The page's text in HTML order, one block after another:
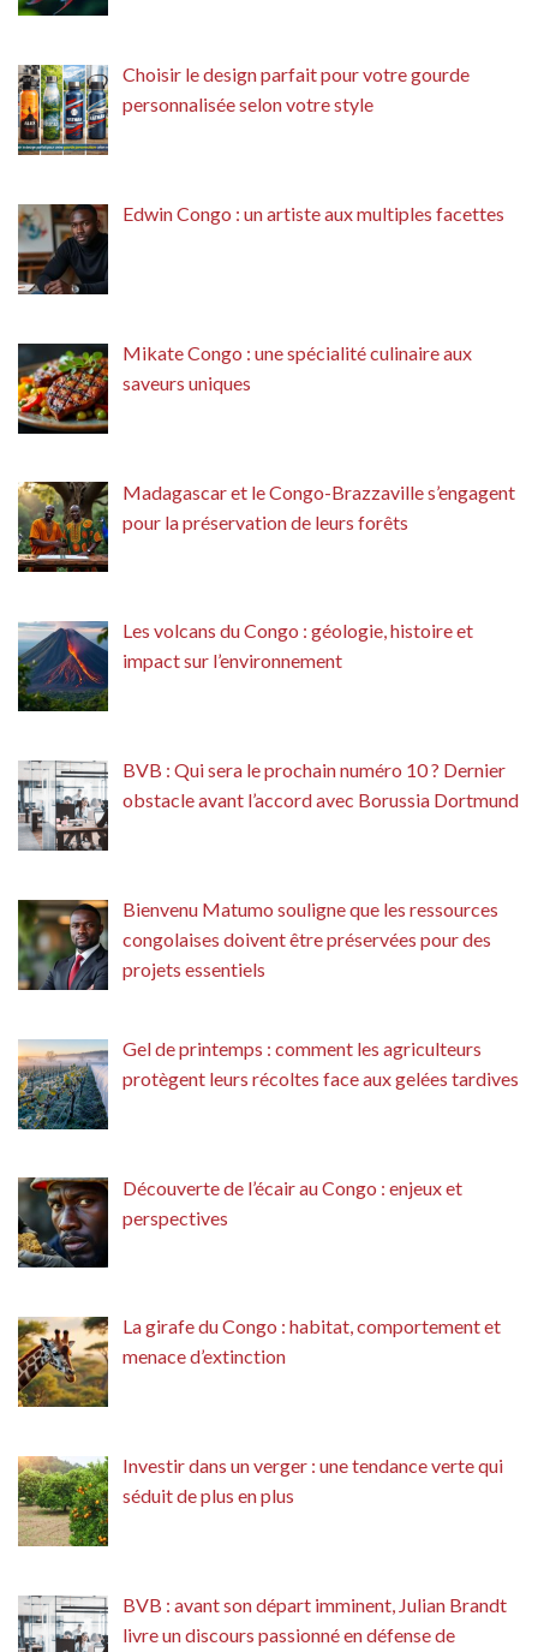
Choisir le design parfait pour votre gourde
personnalisée selon votre style
Edwin Congo : un artiste aux multiples facettes
Mikate Congo : une spécialité culinaire aux
saveurs uniques
Madagascar et le Congo-Brazzaville s’engagent
pour la préservation de leurs forêts
Les volcans du Congo : géologie, histoire et
impact sur l’environnement
BVB : Qui sera le prochain numéro 10 ? Dernier
obstacle avant l’accord avec Borussia Dortmund
Bienvenu Matumo souligne que les ressources
congolaises doivent être préservées pour des
projets essentiels
Gel de printemps : comment les agriculteurs
protègent leurs récoltes face aux gelées tardives
Découverte de l’écair au Congo : enjeux et
perspectives
La girafe du Congo : habitat, comportement et
menace d’extinction
Investir dans un verger : une tendance verte qui
séduit de plus en plus
BVB : avant son départ imminent, Julian Brandt
livre un discours passionné en défense de